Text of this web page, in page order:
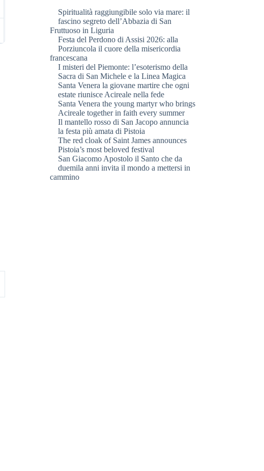
Spiritualità raggiungibile solo via mare: il
fascino segreto dell’Abbazia di San
Fruttuoso in Liguria
Festa del Perdono di Assisi 2026: alla
Porziuncola il cuore della misericordia
francescana
I misteri del Piemonte: l’esoterismo della
Sacra di San Michele e la Linea Magica
Santa Venera la giovane martire che ogni
estate riunisce Acireale nella fede
Santa Venera the young martyr who brings
Acireale together in faith every summer
Il mantello rosso di San Jacopo annuncia
la festa più amata di Pistoia
The red cloak of Saint James announces
Pistoia’s most beloved festival
San Giacomo Apostolo il Santo che da
duemila anni invita il mondo a mettersi in
cammino